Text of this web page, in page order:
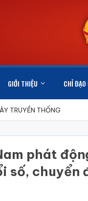
GIỚI THIỆU CHỈ ĐẠO
TRUYỀN THỐNG
phát
số,